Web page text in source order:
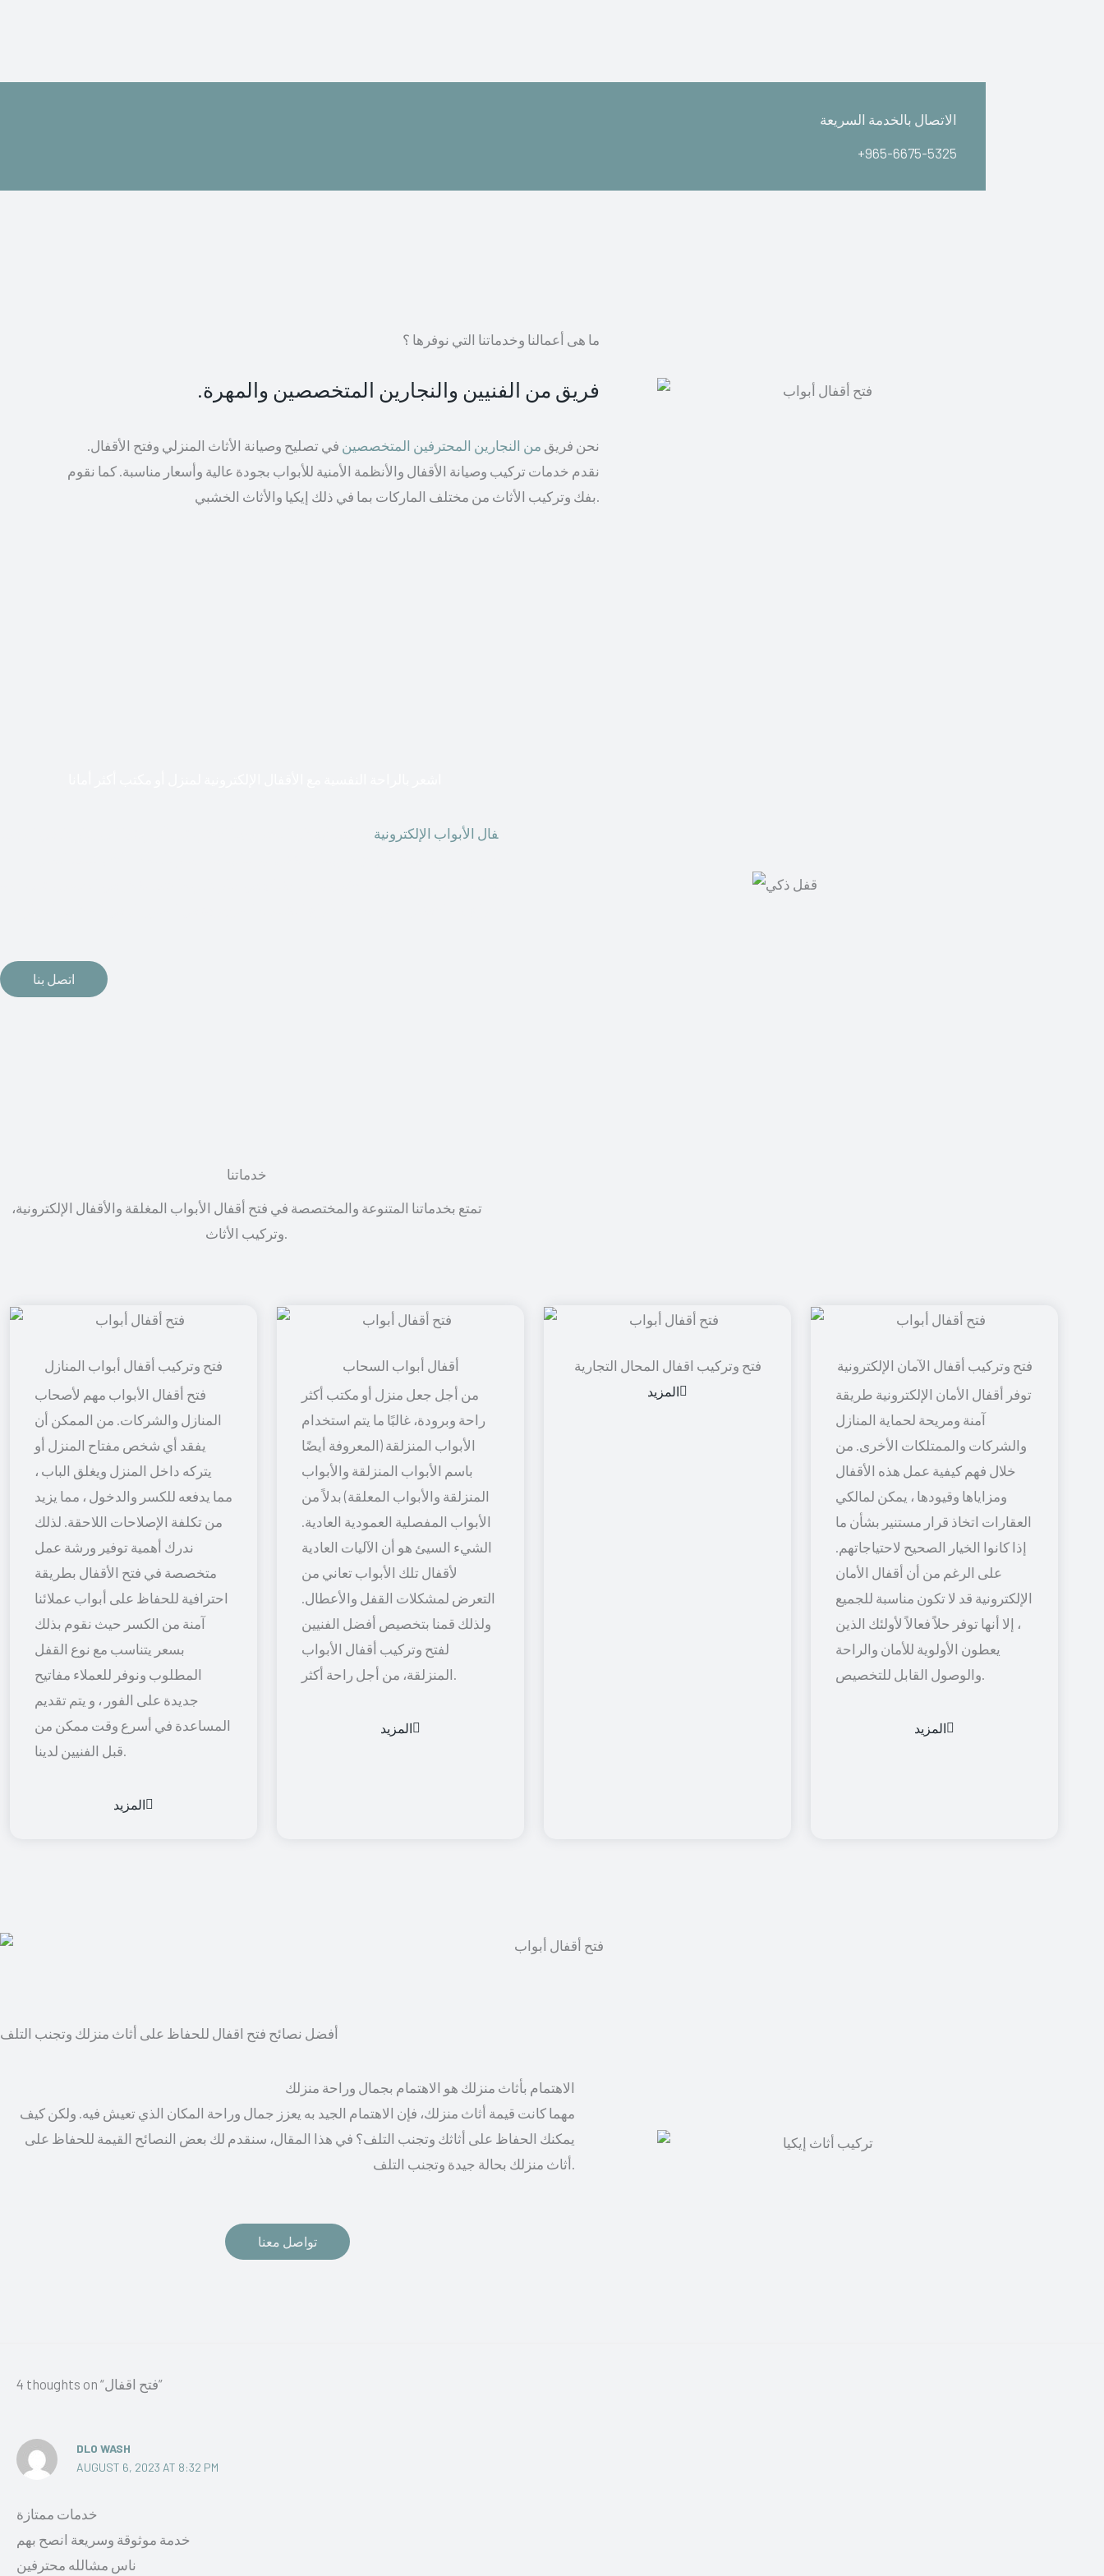
الاتصال بالخدمة السريعة
+965-6675-5325
ما هى أعمالنا وخدماتنا التي نوفرها ؟
فريق من الفنيين والنجارين المتخصصين والمهرة.
نحن فريق من النجارين المحترفين المتخصصين في تصليح وصيانة الأثاث المنزلي وفتح الأقفال.
نقدم خدمات تركيب وصيانة الأقفال والأنظمة الأمنية للأبواب بجودة عالية وأسعار مناسبة. كما نقوم
فال الأبواب الإلكترونية
اتصل بنا
خدماتنا
تمتع بخدماتنا المتنوعة والمختصصة في فتح أقفال الأبواب المغلقة والأقفال الإلكترونية،
وتركيب الأثاث.
فتح وتركيب أقفال أبواب المنازل
فتح أقفال الأبواب مهم لأصحاب
المنازل والشركات. من الممكن أن
يفقد أي شخص مفتاح المنزل أو
يتركه داخل المنزل ويغلق الباب ،
مما يدفعه للكسر والدخول ، مما يزيد
من تكلفة الإصلاحات اللاحقة. لذلك
ندرك أهمية توفير ورشة عمل
متخصصة في فتح الأقفال بطريقة
احترافية للحفاظ على أبواب عملائنا
آمنة من الكسر حيث نقوم بذلك
بسعر يتناسب مع نوع القفل
المطلوب ونوفر للعملاء مفاتيح
جديدة على الفور ، و يتم تقديم
المساعدة في أسرع وقت ممكن من
قبل الفنيين لدينا.
المزيد
أقفال أبواب السحاب
من أجل جعل منزل أو مكتب أكثر
راحة وبرودة، غالبًا ما يتم استخدام
الأبواب المنزلقة (المعروفة أيضًا
باسم الأبواب المنزلقة والأبواب
المنزلقة والأبواب المعلقة) بدلاً من
الأبواب المفصلية العمودية العادية.
الشيء السيئ هو أن الآليات العادية
لأقفال تلك الأبواب تعاني من
التعرض لمشكلات القفل والأعطال.
ولذلك قمنا بتخصيص أفضل الفنيين
لفتح وتركيب أقفال الأبواب
المنزلقة، من أجل راحة أكثر.
المزيد
فتح وتركيب اقفال المحال التجارية
المزيد
توفر أقفال الأمان الإلكترونية طريقة
آمنة ومريحة لحماية المنازل
والشركات والممتلكات الأخرى. من
خلال فهم كيفية عمل هذه الأقفال
ومزاياها وقيودها ، يمكن لمالكي
العقارات اتخاذ قرار مستنير بشأن ما
إذا كانوا الخيار الصحيح لاحتياجاتهم.
على الرغم من أن أقفال الأمان
الإلكترونية قد لا تكون مناسبة للجميع
، إلا أنها توفر حلاً فعالاً لأولئك الذين
يعطون الأولوية للأمان والراحة
والوصول القابل للتخصيص.
المزيد
أفضل نصائح فتح اقفال للحفاظ على أثاث منزلك وتجنب التلف
الاهتمام بأثاث منزلك هو الاهتمام بجمال وراحة منزلك
مهما كانت قيمة أثاث منزلك، فإن الاهتمام الجيد به يعزز جمال وراحة المكان الذي تعيش فيه. ولكن كيف
يمكنك الحفاظ على أثاثك وتجنب التلف؟ في هذا المقال، سنقدم لك بعض النصائح القيمة للحفاظ على
تواصل معنا
4 thoughts on “فتح اقفال”
DLO WASH
AUGUST 6, 2023 AT 8:32 PM
خدمات ممتازة
خدمة موثوقة وسريعة انصح بهم
ناس مشالله محترفين